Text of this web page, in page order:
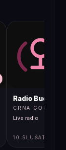
Radio Budva
CRNA GORA
Live radio
10 SLUŠATELJA